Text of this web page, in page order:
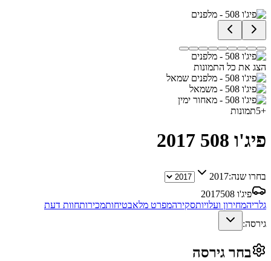
הצג את כל התמונות
+
5תמונות
פיג'ו 508 2017
בחרו שנה:2017
פיג'ו 508
2017
גלריהמחירון ועלויותסקירהמפרט מלאבטיחותמכירותחוות דעת
גירסה:
בחר גירסה